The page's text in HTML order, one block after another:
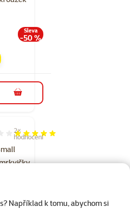
Například k tomu, abychom si
Sleva
-50 %
do košíku
100%, počet hodnocení: 2
2×
hodnocení
-50 %